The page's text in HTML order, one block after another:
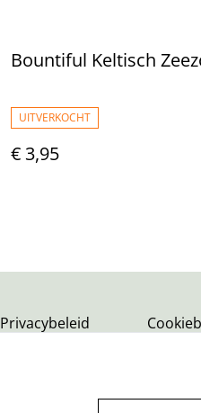
Bountiful Keltisch
UITVERKOCHT
€ 3,95
Privacybeleid